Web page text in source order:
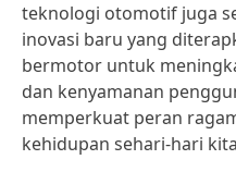
teknologi otomotif juga
inovasi baru yang
bermotor untuk
dan kenyamanan
memperkuat peran
kehidupan sehari-hari